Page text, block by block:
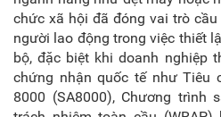
chức xã hội đã đóng vai trò
người lao động trong việc thiết
bộ, đặc biệt khi doanh nghiệp
chứng nhận quốc tế như Tiêu
8000 (SA8000), Chương trình